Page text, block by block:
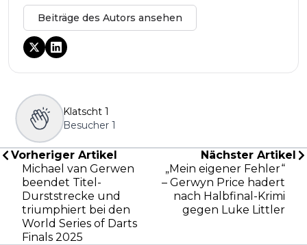
Beiträge des Autors ansehen
Klatscht 1
Besucher 1
Vorheriger Artikel
Michael van Gerwen
beendet Titel-
Durststrecke und
triumphiert bei den
World Series of Darts
Finals 2025
Nächster Artikel
„Mein eigener Fehler“
– Gerwyn Price hadert
nach Halbfinal-Krimi
gegen Luke Littler